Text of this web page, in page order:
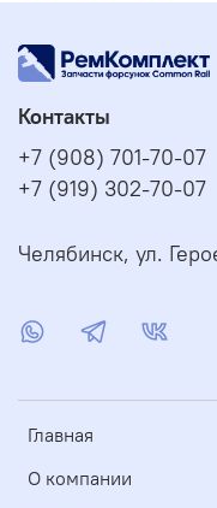
Главная
О компании
Контакты
+7 (908) 701-70-07
+7 (919) 302-70-07
Челябинск, ул.